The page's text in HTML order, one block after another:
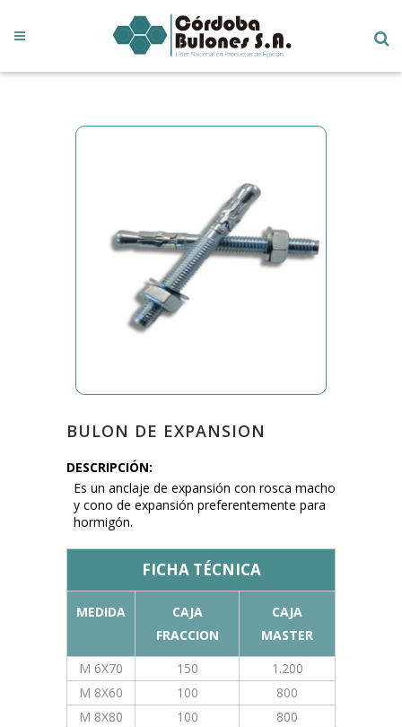
BULON DE EXPANSION
DESCRIPCIÓN:
Es un anclaje de expansión con rosca macho
y cono de expansión preferentemente para
hormigón.
FICHA TÉCNICA
MEDIDA
CAJA
FRACCION
CAJA
MASTER
M 6X70
150
1.200
M 8X60
100
800
M 8X80
100
800